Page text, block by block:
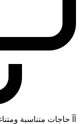
آآ حاجات متناسبة